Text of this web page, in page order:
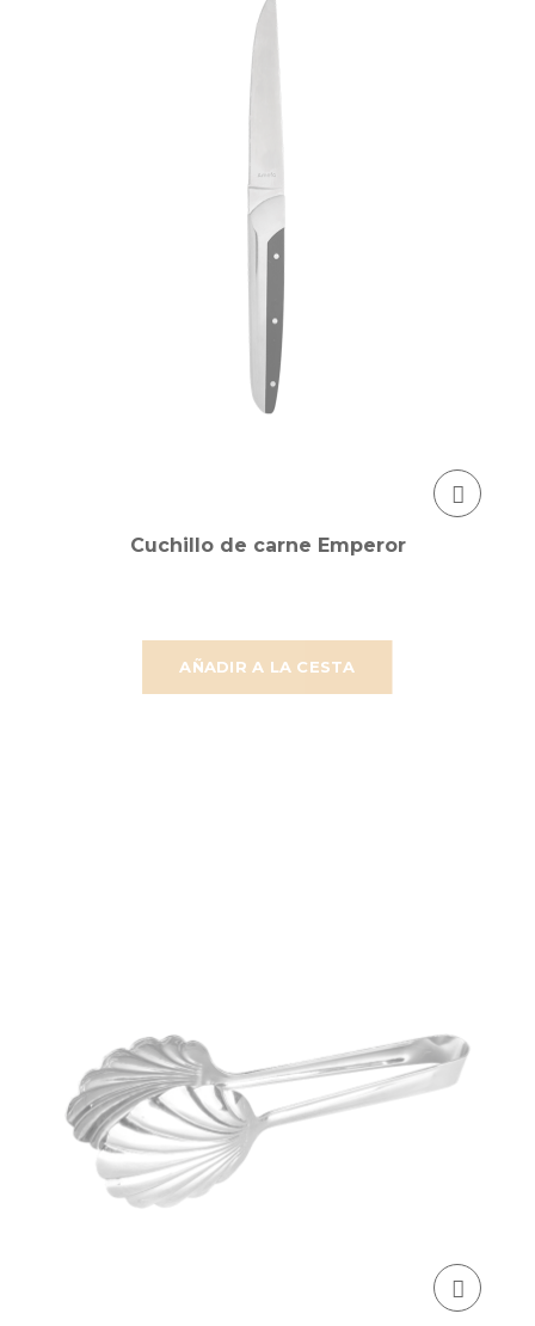
AÑADIR A LA CESTA
Cuchillo de carne Emperor